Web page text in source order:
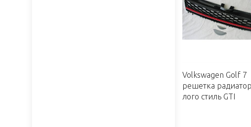
Volkswagen Golf 7
решетка
лого стиль GTI